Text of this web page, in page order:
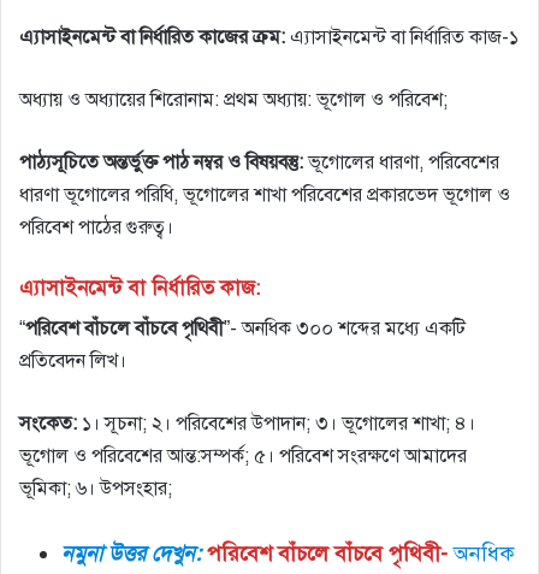
এ্যাসাইনমেন্ট বা নির্ধারিত কাজের ক্রম: এ্যাসাইনমেন্ট বা নির্ধারিত কাজ-১
অধ্যায় ও অধ্যায়ের শিরােনাম: প্রথম অধ্যায়: ভূগােল ও পরিবেশ;
পাঠ্যসূচিতে অন্তর্ভুক্ত পাঠ নম্বর ও বিষয়বস্তু:ভূগােলের ধারণা, পরিবেশের
ধারণা ভূগােলের পরিধি, ভূগােলের শাখা পরিবেশের প্রকারভেদ ভূগােল ও
পরিবেশ পাঠের গুরুত্ব।
এ্যাসাইনমেন্ট বা নির্ধারিত কাজ:
“পরিবেশ বাঁচলে বাঁচবে পৃথিবী”- অনধিক ৩০০ শব্দের মধ্যে একটি
প্রতিবেদন লিখ।
সংকেত: ১। সূচনা; ২। পরিবেশের উপাদান; ৩। ভূগােলের শাখা; ৪।
ভূগােল ও পরিবেশের আন্ত:সম্পর্ক; ৫। পরিবেশ সংরক্ষণে আমাদের
ভূমিকা; ৬। উপসংহার;
নমুনা উত্তর দেখুন:পরিবেশ বাঁচলে বাঁচবে পৃথিবী-অনধিক